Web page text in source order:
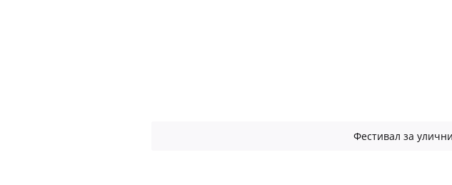
Фестивал за